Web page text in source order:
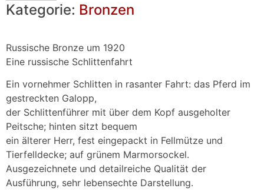
Kategorie: Bronzen
Russische Bronze um 1920
Eine russische Schlittenfahrt
Ein vornehmer Schlitten in rasanter Fahrt: das Pferd im
gestreckten Galopp,
der Schlittenführer mit über dem Kopf ausgeholter
Peitsche; hinten sitzt bequem
ein älterer Herr, fest eingepackt in Fellmütze und
Tierfelldecke; auf grünem Marmorsockel.
Ausgezeichnete und detailreiche Qualität der
Ausführung, sehr lebensechte Darstellung.